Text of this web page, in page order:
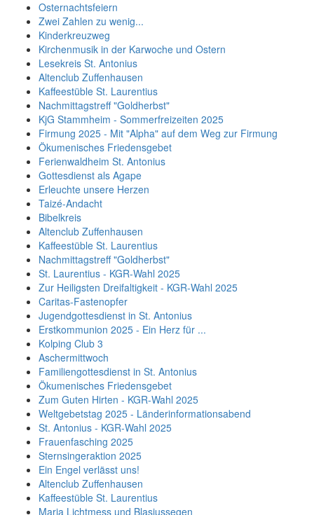
Osternachtsfeiern
Zwei Zahlen zu wenig...
Kinderkreuzweg
Kirchenmusik in der Karwoche und Ostern
Lesekreis St. Antonius
Altenclub Zuffenhausen
Kaffeestüble St. Laurentius
Nachmittagstreff "Goldherbst"
KjG Stammheim - Sommerfreizeiten 2025
Firmung 2025 - Mit "Alpha" auf dem Weg zur Firmung
Ökumenisches Friedensgebet
Ferienwaldheim St. Antonius
Gottesdienst als Agape
Erleuchte unsere Herzen
Taizé-Andacht
Bibelkreis
Altenclub Zuffenhausen
Kaffeestüble St. Laurentius
Nachmittagstreff "Goldherbst"
St. Laurentius - KGR-Wahl 2025
Zur Heiligsten Dreifaltigkeit - KGR-Wahl 2025
Caritas-Fastenopfer
Jugendgottesdienst in St. Antonius
Erstkommunion 2025 - Ein Herz für ...
Kolping Club 3
Aschermittwoch
Familiengottesdienst in St. Antonius
Ökumenisches Friedensgebet
Zum Guten Hirten - KGR-Wahl 2025
Weltgebetstag 2025 - Länderinformationsabend
St. Antonius - KGR-Wahl 2025
Frauenfasching 2025
Sternsingeraktion 2025
Ein Engel verlässt uns!
Altenclub Zuffenhausen
Kaffeestüble St. Laurentius
Maria Lichtmess und Blasiussegen